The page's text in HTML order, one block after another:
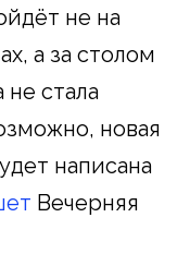
не на
а за столом
не стала
новая
написана
Вечерняя